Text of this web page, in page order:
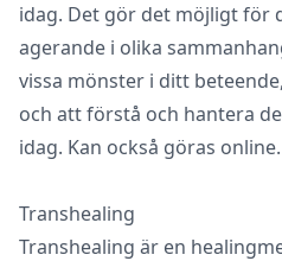
idag. Det gör det möjligt för
agerande i olika
vissa mönster i ditt
och att förstå och hantera
idag. Kan också göras online.
Transhealing
Transhealing är en